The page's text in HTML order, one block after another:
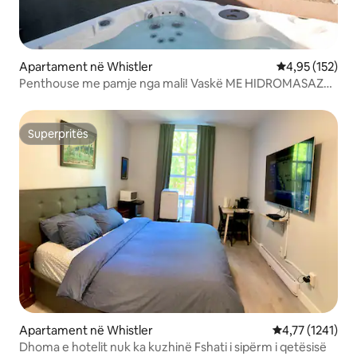
Apartament në Whistler Vlerësimi
4,95 (152)
Penthouse me pamje nga mali! Vaskë ME HIDROMASAZH
Superpritës
Superpritës
Apartament në Whistler Vlerësimi
4,77 (1241)
Dhoma e hotelit nuk ka kuzhinë Fshati i sipërm i qetësisë